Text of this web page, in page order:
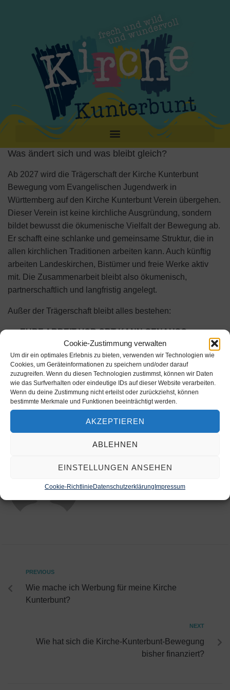
Cookie-Zustimmung verwalten
Um dir ein optimales Erlebnis zu bieten, verwenden wir Technologien wie
Cookies, um Geräteinformationen zu speichern und/oder darauf
zuzugreifen. Wenn du diesen Technologien zustimmst, können wir Daten
wie das Surfverhalten oder eindeutige IDs auf dieser Website verarbeiten.
Wenn du deine Zustimmung nicht erteilst oder zurückziehst, können
bestimmte Merkmale und Funktionen beeinträchtigt werden.
AKZEPTIEREN
ABLEHNEN
EINSTELLUNGEN ANSEHEN
Cookie-Richtlinie Datenschutzerklärung Impressum
Was ändert sich und was bleibt gleich?
Ab 2027 wird die Trägerschaft der Kirche Kunterbunt
Bewegung vom Evangelischen Jugendwerk in
Württemberg auf den Kirche Kunterbunt Verein übergehen.
Dieser Verein ist keine kirchliche Ausgründung, sondern
bildet bewusst die ökumenische Vielfalt der Bewegung ab.
Er schafft eine schlanke und gemeinsame Struktur, die in
allen kirchlichen Traditionen arbeiten kann. Auch künftig
arbeiten Landeskirchen, Bistümer und freie Werke aktiv
mit. Die Zusammenarbeit bleibt also ökumenisch,
partnerschaftlich und langfristig angelegt.
Außer der Trägerschaft bleibt alles bestehen:
EURE ARBEIT VOR ORT KANN GENAUSO
WEITERGEHEN.
Die inhaltliche DNA von Kirche Kunterbunt bleibt
unverändert.
Qualitätsstandards und Materialien bleiben bestehen.
Die Unterstützung durch das DACH-Team,
Ansprechpersonen und Strategie-Team.
PREVIOUS
Wie mache ich Werbung für meine Kirche
Kunterbunt?
NEXT
Wie hat sich die Kirche-Kunterbunt-Bewegung
bisher finanziert?